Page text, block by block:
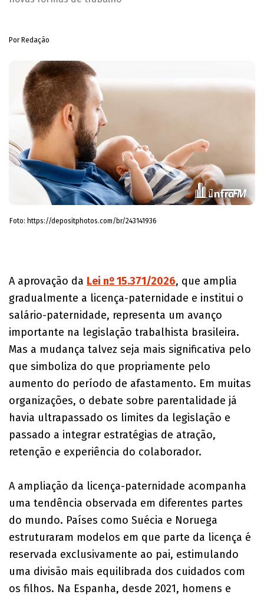
Por Redação
Foto: https://depositphotos.com/br/243141936
A aprovação da Lei nº 15.371/2026, que amplia
gradualmente a licença-paternidade e institui o
salário-paternidade, representa um avanço
importante na legislação trabalhista brasileira.
Mas a mudança talvez seja mais significativa pelo
que simboliza do que propriamente pelo
aumento do período de afastamento. Em muitas
organizações, o debate sobre parentalidade já
havia ultrapassado os limites da legislação e
passado a integrar estratégias de atração,
retenção e experiência do colaborador.
A ampliação da licença-paternidade acompanha
uma tendência observada em diferentes partes
do mundo. Países como Suécia e Noruega
estruturaram modelos em que parte da licença é
reservada exclusivamente ao pai, estimulando
uma divisão mais equilibrada dos cuidados com
os filhos. Na Espanha, desde 2021, homens e